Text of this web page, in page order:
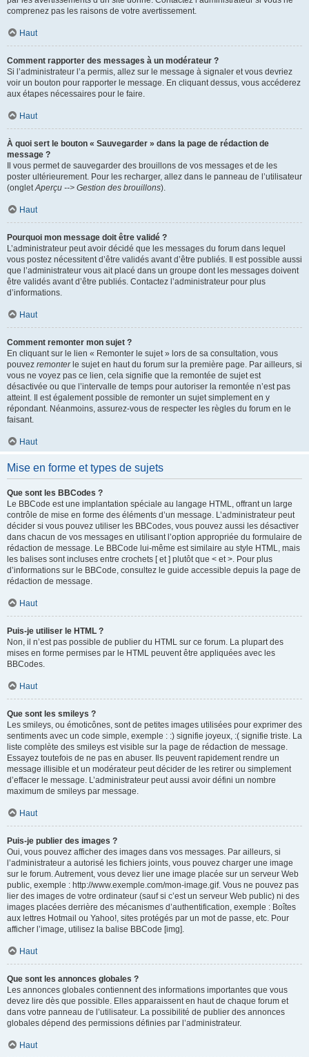
comprenez pas les raisons de votre avertissement.
Haut
Comment rapporter des messages à un modérateur ?
Si l’administrateur l’a permis, allez sur le message à signaler et vous devriez
voir un bouton pour rapporter le message. En cliquant dessus, vous accéderez
aux étapes nécessaires pour le faire.
Haut
À quoi sert le bouton « Sauvegarder » dans la page de rédaction de
message ?
Il vous permet de sauvegarder des brouillons de vos messages et de les
poster ultérieurement. Pour les recharger, allez dans le panneau de l’utilisateur
(ongletAperçu --> Gestion des brouillons).
Haut
Pourquoi mon message doit être validé ?
L’administrateur peut avoir décidé que les messages du forum dans lequel
vous postez nécessitent d’être validés avant d’être publiés. Il est possible aussi
que l’administrateur vous ait placé dans un groupe dont les messages doivent
être validés avant d’être publiés. Contactez l’administrateur pour plus
d’informations.
Haut
Comment remonter mon sujet ?
En cliquant sur le lien « Remonter le sujet » lors de sa consultation, vous
pouvez remonterle sujet en haut du forum sur la première page. Par ailleurs, si
vous ne voyez pas ce lien, cela signifie que la remontée de sujet est
désactivée ou que l’intervalle de temps pour autoriser la remontée n’est pas
atteint. Il est également possible de remonter un sujet simplement en y
répondant. Néanmoins, assurez-vous de respecter les règles du forum en le
faisant.
Haut
Mise en forme et types de sujets
Que sont les BBCodes ?
Le BBCode est une implantation spéciale au langage HTML, offrant un large
contrôle de mise en forme des éléments d’un message. L’administrateur peut
décider si vous pouvez utiliser les BBCodes, vous pouvez aussi les désactiver
dans chacun de vos messages en utilisant l’option appropriée du formulaire de
rédaction de message. Le BBCode lui-même est similaire au style HTML, mais
les balises sont incluses entre crochets [ et ] plutôt que < et >. Pour plus
d’informations sur le BBCode, consultez le guide accessible depuis la page de
rédaction de message.
Haut
Puis-je utiliser le HTML ?
Non, il n’est pas possible de publier du HTML sur ce forum. La plupart des
mises en forme permises par le HTML peuvent être appliquées avec les
BBCodes.
Haut
Que sont les smileys ?
Les smileys, ou émoticônes, sont de petites images utilisées pour exprimer des
sentiments avec un code simple, exemple : :) signifie joyeux, :( signifie triste. La
liste complète des smileys est visible sur la page de rédaction de message.
Essayez toutefois de ne pas en abuser. Ils peuvent rapidement rendre un
message illisible et un modérateur peut décider de les retirer ou simplement
d’effacer le message. L’administrateur peut aussi avoir défini un nombre
maximum de smileys par message.
Haut
Puis-je publier des images ?
Oui, vous pouvez afficher des images dans vos messages. Par ailleurs, si
l’administrateur a autorisé les fichiers joints, vous pouvez charger une image
sur le forum. Autrement, vous devez lier une image placée sur un serveur Web
public, exemple : http://www.exemple.com/mon-image.gif. Vous ne pouvez pas
lier des images de votre ordinateur (sauf si c’est un serveur Web public) ni des
images placées derrière des mécanismes d’authentification, exemple : Boîtes
aux lettres Hotmail ou Yahoo!, sites protégés par un mot de passe, etc. Pour
afficher l’image, utilisez la balise BBCode [img].
Haut
Que sont les annonces globales ?
Les annonces globales contiennent des informations importantes que vous
devez lire dès que possible. Elles apparaissent en haut de chaque forum et
dans votre panneau de l’utilisateur. La possibilité de publier des annonces
globales dépend des permissions définies par l’administrateur.
Haut